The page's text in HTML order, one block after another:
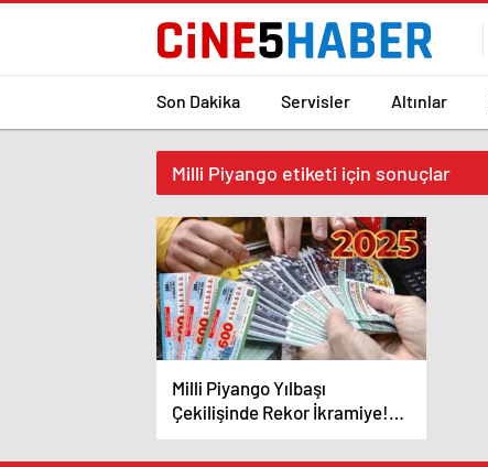
Son Dakika Servisler Altınlar
Milli Piyango etiketi için sonuçlar
Milli Piyango Yılbaşı
Çekilişinde Rekor İkramiye!
600 Milyon